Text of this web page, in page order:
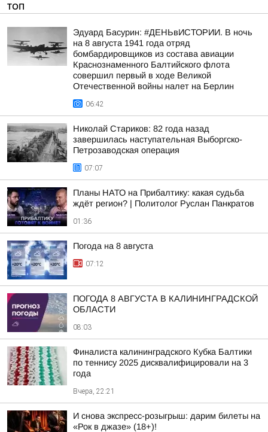
ТОП
Эдуард Басурин: #ДЕНЬвИСТОРИИ. В ночь
на 8 августа 1941 года отряд
бомбардировщиков из состава авиации
Краснознаменного Балтийского флота
совершил первый в ходе Великой
Отечественной войны налет на Берлин
06:42
Николай Стариков: 82 года назад
завершилась наступательная Выборгско-
Петрозаводская операция
07:07
Планы НАТО на Прибалтику: какая судьба
ждёт регион? | Политолог Руслан Панкратов
01:36
Погода на 8 августа
07:12
ПОГОДА 8 АВГУСТА В КАЛИНИНГРАДСКОЙ
ОБЛАСТИ
08:03
Финалиста калининградского Кубка Балтики
по теннису 2025 дисквалифицировали на 3
года
Вчера, 22:21
И снова экспресс-розыгрыш: дарим билеты на
«Рок в джазе» (18+)!